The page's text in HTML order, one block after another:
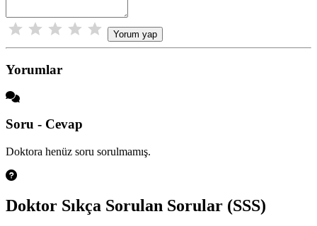
Yorum yap
Yorumlar
Soru - Cevap
Doktora henüz soru sorulmamış.
Doktor Sıkça Sorulan Sorular (SSS)